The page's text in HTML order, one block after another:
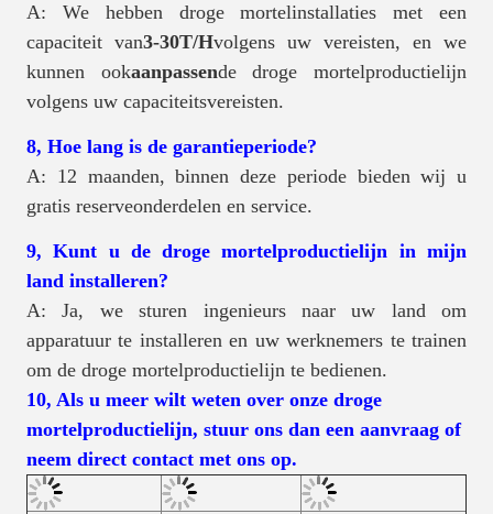
A: We hebben droge mortelinstallaties met een
capaciteit van3-30T/Hvolgens uw vereisten, en we
kunnen ookaanpassende droge mortelproductielijn
volgens uw capaciteitsvereisten.
8, Hoe lang is de garantieperiode?
A: 12 maanden, binnen deze periode bieden wij u
gratis reserveonderdelen en service.
9, Kunt u de droge mortelproductielijn in mijn
land installeren?
A: Ja, we sturen ingenieurs naar uw land om
apparatuur te installeren en uw werknemers te trainen
om de droge mortelproductielijn te bedienen.
10, Als u meer wilt weten over onze droge
mortelproductielijn, stuur ons dan een aanvraag of
neem direct contact met ons op.